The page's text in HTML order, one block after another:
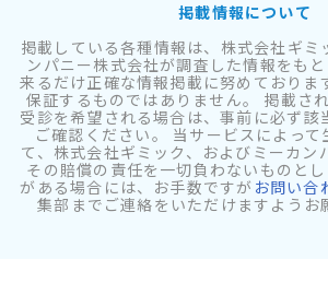
掲載情報について
掲載している各種情報は、株式会社ギミ
ンパニー株式会社が調査した情報をも
来るだけ正確な情報掲載に努めておりま
保証するものではありません。 掲載さ
受診を希望される場合は、事前に必ず該
ご確認ください。 当サービスによって
て、株式会社ギミック、およびミーカン
その賠償の責任を一切負わないものと
がある場合には、お手数ですが お問い合
集部までご連絡をいただけますようお